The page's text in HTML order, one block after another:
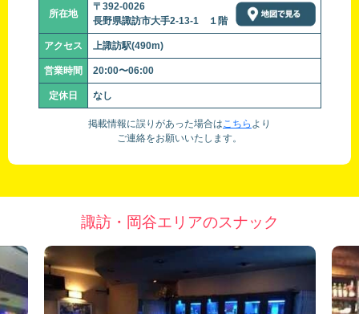
所在地
〒392-0026
長野県諏訪市大手2-13-1 １階
アクセス 上諏訪駅(490m)
営業時間 20:00〜06:00
定休日 なし
掲載情報に誤りがあった場合はこちら より
ご連絡をお願いいたします。
諏訪・岡谷エリアのスナック